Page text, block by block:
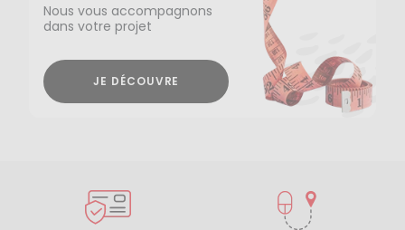
Nous vous accompagnons
dans votre projet
JE DÉCOUVRE